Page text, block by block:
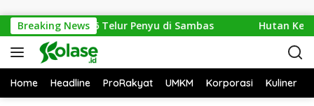
Breaking News
1.286 Telur Penyu di Sambas Hutan
Home Headline ProRakyat UMKM Korporasi Kuliner